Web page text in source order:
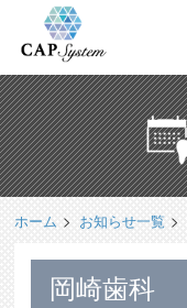
ホーム お知らせ一覧
岡崎歯科